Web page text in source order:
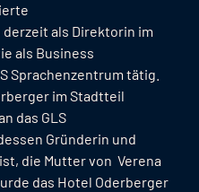
als Direktorin im
als Business
Sprachenzentrum tätig.
im Stadtteil
das GLS
Gründerin und
die Mutter von Verena
das Hotel Oderberger